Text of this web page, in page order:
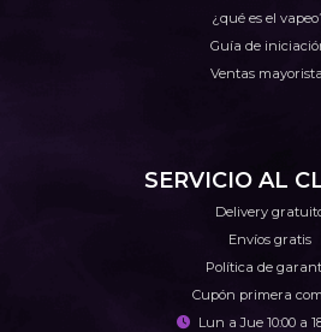
¿qué es el
Guía de
Ventas
SERVICIO AL
Delivery
Envíos gratis
Política de
Cupón primera
Lun a Jue 10:00 a